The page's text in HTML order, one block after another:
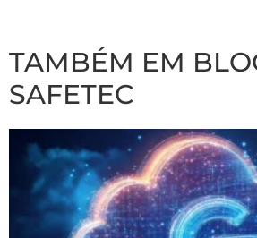
TAMBÉM EM
SAFETEC